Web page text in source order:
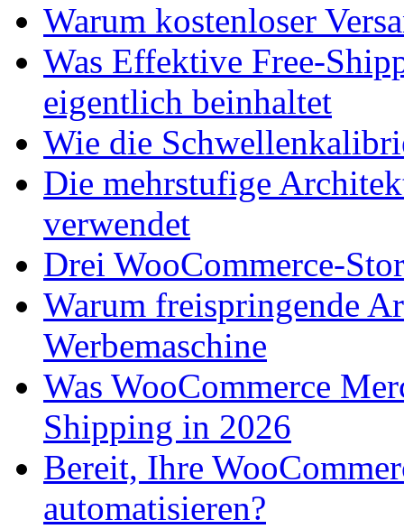
Warum kostenloser
Was Effektive Free-
eigentlich beinhaltet
Wie die
Die mehrstufige
verwendet
Drei WooCommerce-
Warum freispringende
Werbemaschine
Was WooCommerce
Shipping in 2026
Bereit, Ihre
automatisieren?